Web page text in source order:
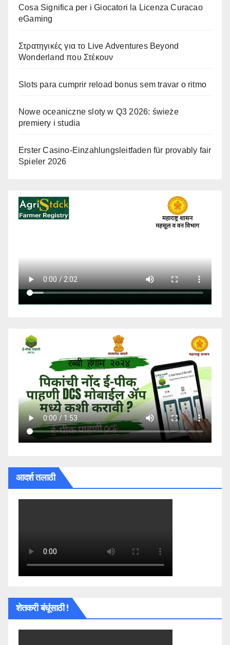
Cosa Significa per i Giocatori la Licenza Curacao
eGaming
Στρατηγικές για το Live Adventures Beyond
Wonderland που Στέκουν
Slots para cumprir reload bonus sem travar o ritmo
Nowe oceaniczne sloty w Q3 2026: świeże
premiery i studia
Erster Casino-Einzahlungsleitfaden für provably fair
Spieler 2026
आदर्श तलाठी
शेतकरी बंधूंसाठी !